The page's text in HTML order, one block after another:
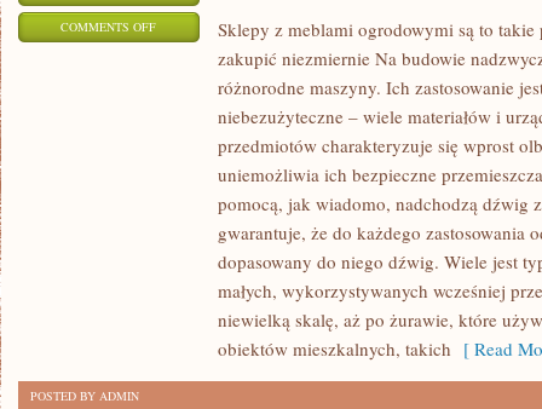
COMMENTS OFFON
NIEOMALŻE
ZOBACZYĆ
Sklepy z meblami ogrodowymi są to
zakupić niezmiernie Na budowie
różnorodne maszyny. Ich zastosowanie
niebezużyteczne – wiele materiałów i
przedmiotów charakteryzuje się wprost
uniemożliwia ich bezpieczne
pomocą, jak wiadomo, nadchodzą dźwig
gwarantuje, że do każdego zastosowania
dopasowany do niego dźwig. Wiele jest
małych, wykorzystywanych wcześniej
niewielką skalę, aż po żurawie, które
obiektów mieszkalnych, takich [ Read
POSTED BY ADMIN